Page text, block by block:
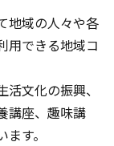
地域の人々や各
用できる地域コ
文化の振興、
講座、趣味講
す。